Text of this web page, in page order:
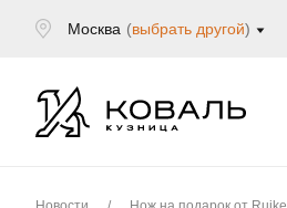
Москва (выбрать другой)